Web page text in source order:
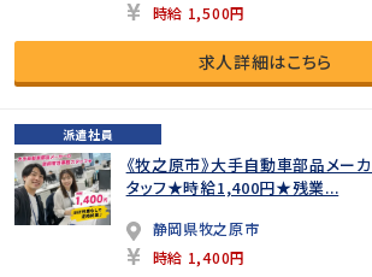
時給 1,500円
求人詳細はこちら
派遣社員
《牧之原市》大手自動車部品メー
タッフ★時給1,400円★残業...
静岡県牧之原市
時給 1,400円